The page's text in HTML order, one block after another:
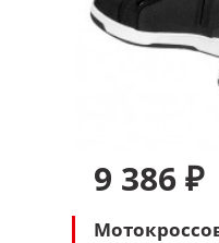
9 386 ₽